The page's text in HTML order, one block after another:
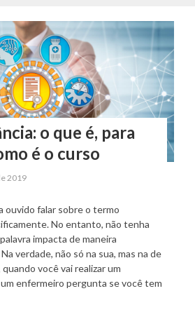
o que é, para
é o curso
2019
ouvido falar sobre o termo
No entanto, não tenha
impacta de maneira
verdade, não só na sua, mas na de
você vai realizar um
enfermeiro pergunta se você tem